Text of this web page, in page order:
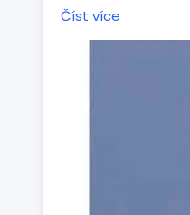
Do operácie sa
Izraelská
varovanie. Po
telefóny
„Ide o
rakiet smerom
chránených
Číst více